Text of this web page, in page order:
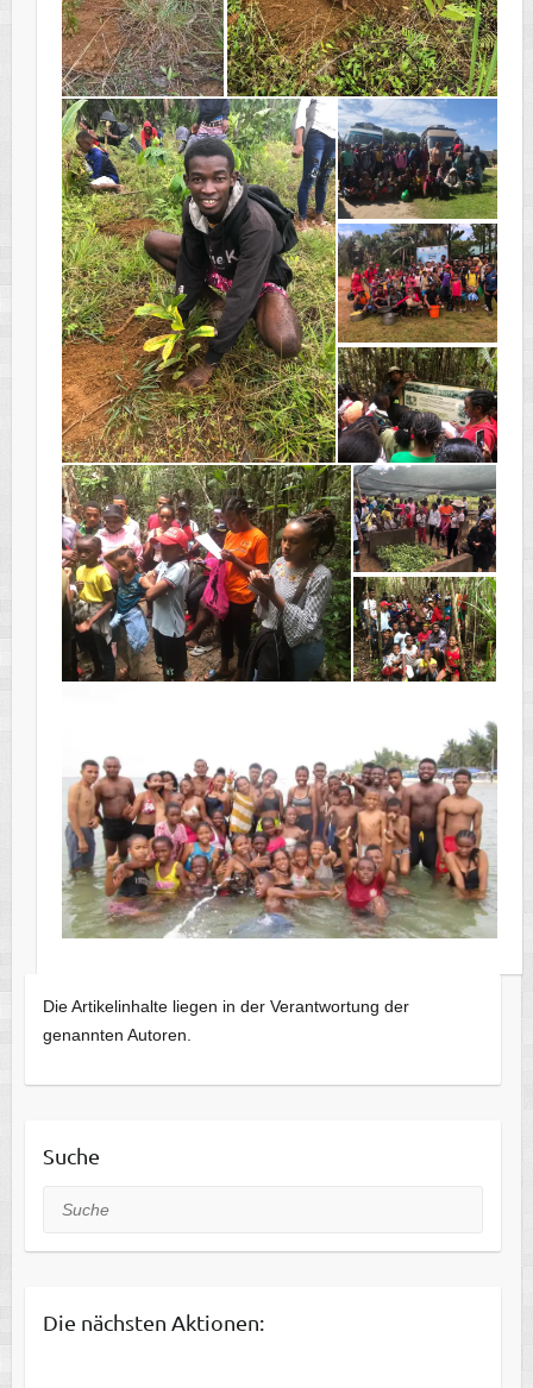
Die Artikelinhalte liegen in der Verantwortung der
genannten Autoren.
Suche
Suche
Die nächsten Aktionen: